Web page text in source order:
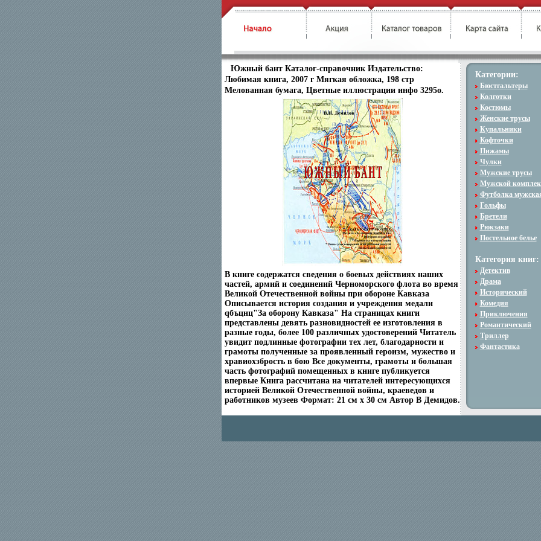
Южный бант Каталог-справочник Издательство:
Любимая книга, 2007 г Мягкая обложка, 198 стр
Мелованная бумага, Цветные иллюстрации инфо 3295o.
В книге содержатся сведения о боевых действиях наших
частей, армий и соединений Черноморского флота во время
Великой Отечественной войны при обороне Кавказа
Описывается история создания и учреждения медали
qбъцнц"За оборону Кавказа" На страницах книги
представлены девять разновидностей ее изготовления в
разные годы, более 100 различных удостоверений Читатель
увидит подлинные фотографии тех лет, благодарности и
грамоты полученные за проявленный героизм, мужество и
хравиохзбрость в бою Все документы, грамоты и большая
часть фотографий помещенных в книге публикуется
впервые Книга рассчитана на читателей интересующихся
историей Великой Отечественной войны, краеведов и
работников музеев Формат: 21 см x 30 см Автор В Демидов.
Категории:
Бюстгальтеры
Колготки
Костюмы
Женские трусы
Купальники
Кофточки
Пижамы
Чулки
Мужские трусы
Мужской
Футболка
Гольфы
Бретели
Рюкзаки
Постельное белье
Категория книг:
Детектив
Драма
Исторический
Комедия
Приключения
Романтический
Триллер
Фантастика